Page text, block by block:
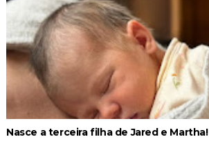
Nasce a terceira filha de Jared e Martha!